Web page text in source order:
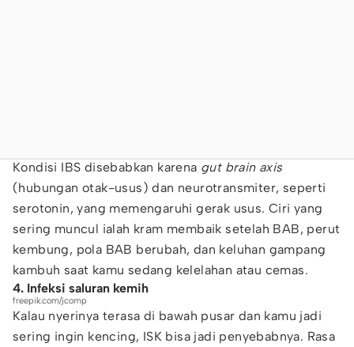
Kondisi IBS disebabkan karena gut brain axis
(hubungan otak-usus) dan neurotransmiter, seperti
serotonin, yang memengaruhi gerak usus. Ciri yang
sering muncul ialah kram membaik setelah BAB, perut
kembung, pola BAB berubah, dan keluhan gampang
kambuh saat kamu sedang kelelahan atau cemas.
4. Infeksi saluran kemih
freepik.com/jcomp
Kalau nyerinya terasa di bawah pusar dan kamu jadi
sering ingin kencing, ISK bisa jadi penyebabnya. Rasa